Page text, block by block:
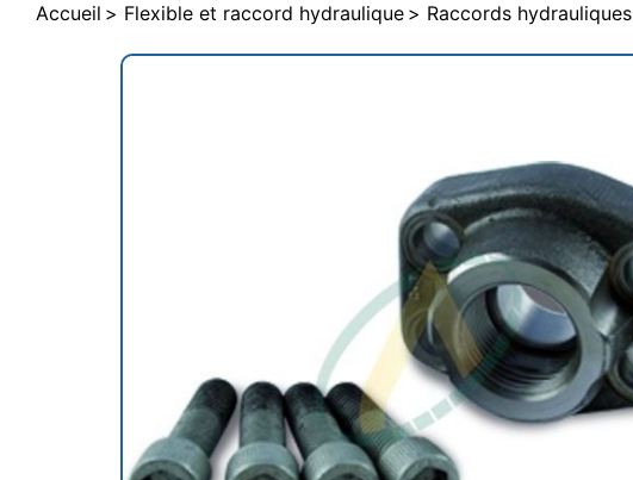
Accueil Flexible et raccord hydraulique Raccords hydrauliques